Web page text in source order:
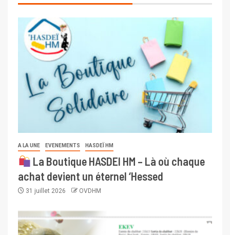
A LA UNE EVENEMENTS HASDEÏ HM
La Boutique HASDEI HM – Là où chaque
achat devient un éternel ‘Hessed
31 juillet 2026 OVDHM